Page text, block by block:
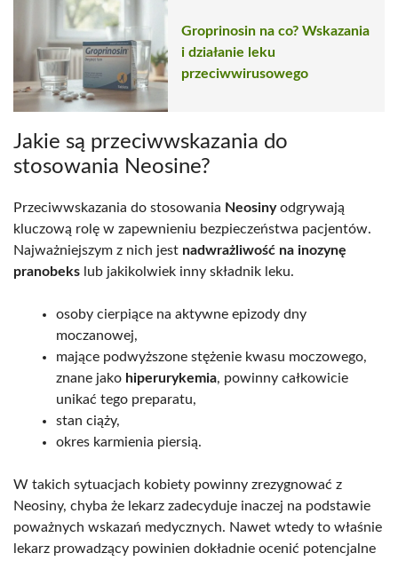
Groprinosin na co? Wskazania
i działanie leku
przeciwwirusowego
Jakie są przeciwwskazania do
stosowania Neosine?
Przeciwwskazania do stosowania Neosinyodgrywają
kluczową rolę w zapewnieniu bezpieczeństwa pacjentów.
Najważniejszym z nich jest nadwrażliwość na inozynę
pranobeks lub jakikolwiek inny składnik leku.
osoby cierpiące na aktywne epizody dny
moczanowej,
mające podwyższone stężenie kwasu moczowego,
znane jako hiperurykemia, powinny całkowicie
unikać tego preparatu,
stan ciąży,
okres karmienia piersią.
W takich sytuacjach kobiety powinny zrezygnować z
Neosiny, chyba że lekarz zadecyduje inaczej na podstawie
poważnych wskazań medycznych. Nawet wtedy to właśnie
lekarz prowadzący powinien dokładnie ocenić potencjalne